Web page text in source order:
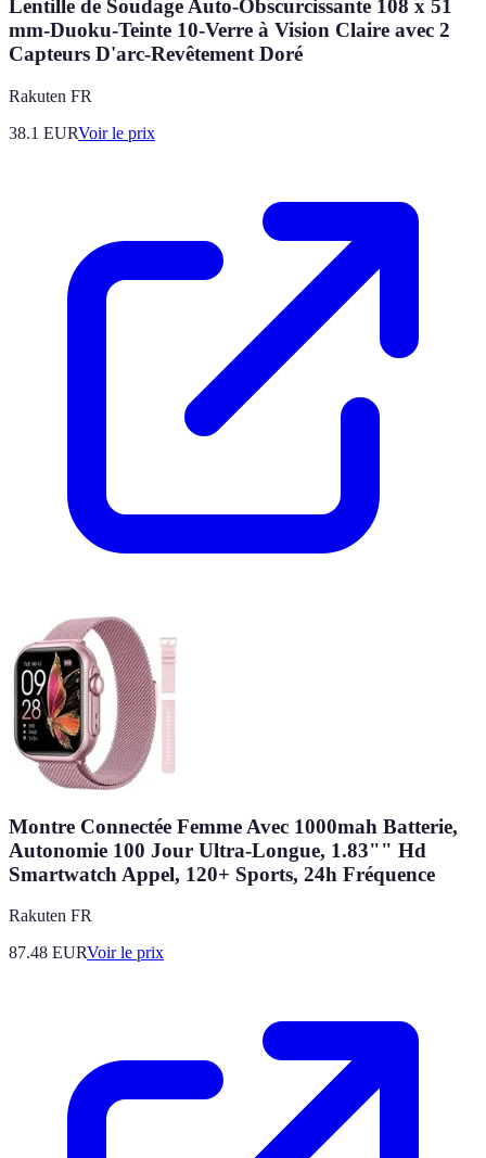
Lentille de Soudage Auto-Obscurcissante 108 x 51
mm-Duoku-Teinte 10-Verre à Vision Claire avec 2
Capteurs D'arc-Revêtement Doré
Rakuten FR
38.1 EURVoir le prix
Montre Connectée Femme Avec 1000mah Batterie,
Autonomie 100 Jour Ultra-Longue, 1.83"" Hd
Smartwatch Appel, 120+ Sports, 24h Fréquence
Rakuten FR
87.48 EURVoir le prix